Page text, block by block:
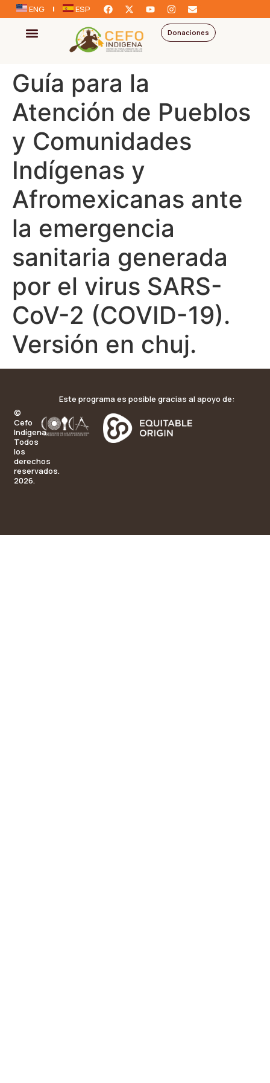
ENG ESP
Donaciones
Guía para la
Atención de Pueblos
y Comunidades
Indígenas y
Afromexicanas ante
la emergencia
sanitaria generada
por el virus SARS-
CoV-2 (COVID-19).
Versión en chuj.
©
Cefo
Indígena.
Todos
los
derechos
reservados.
2026.
Este programa es posible gracias al apoyo de: